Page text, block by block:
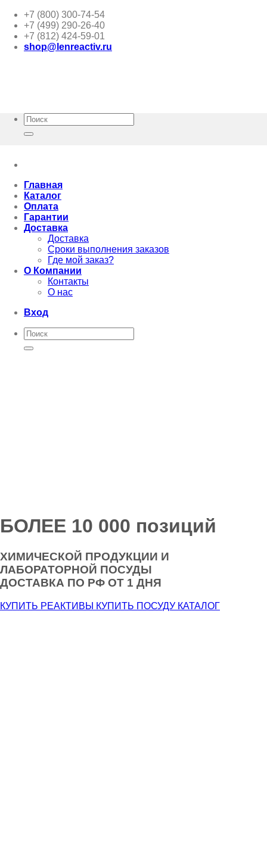
Skip
content
+7 (800) 300-74-54
+7 (499) 290-26-40
+7 (812) 424-59-01
shop@lenreactiv.ru
Главная
Каталог
Оплата
Гарантии
Доставка
Доставка
Сроки выполнения заказов
Где мой заказ?
О Компании
Контакты
О нас
Вход
Искать:
Искать:
БОЛЕЕ 10 000 позиций
ХИМИЧЕСКОЙ ПРОДУКЦИИ И
ЛАБОРАТОРНОЙ ПОСУДЫ
ДОСТАВКА ПО РФ ОТ 1 ДНЯ
КУПИТЬ РЕАКТИВЫ КУПИТЬ ПОСУДУ КАТАЛОГ